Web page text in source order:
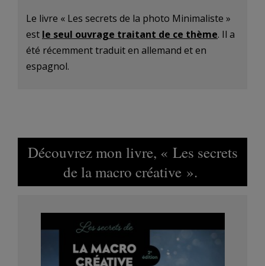
Le livre « Les secrets de la photo Minimaliste »
est le seul ouvrage traitant de ce thème. Il a
été récemment traduit en allemand et en
espagnol.
Découvrez mon livre, « Les secrets
de la macro créative ».